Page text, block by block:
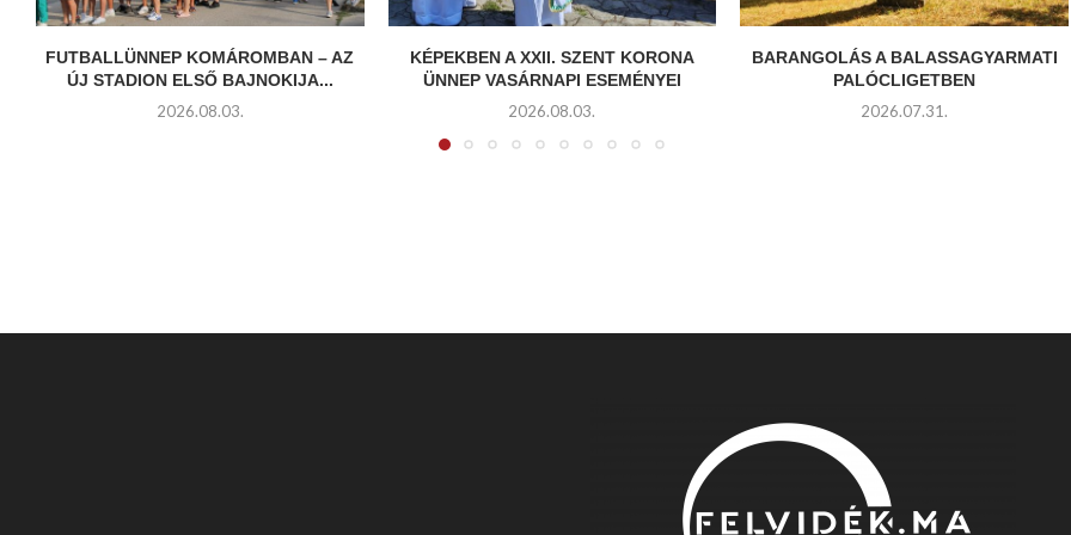
FUTBALLÜNNEP KOMÁROMBAN – AZ
ÚJ STADION ELSŐ BAJNOKIJA...
2026.08.03.
KÉPEKBEN A XXII. SZENT KORONA
ÜNNEP VASÁRNAPI ESEMÉNYEI
2026.08.03.
BARANGOLÁS A BALASSAGYARMATI
PALÓCLIGETBEN
2026.07.31.